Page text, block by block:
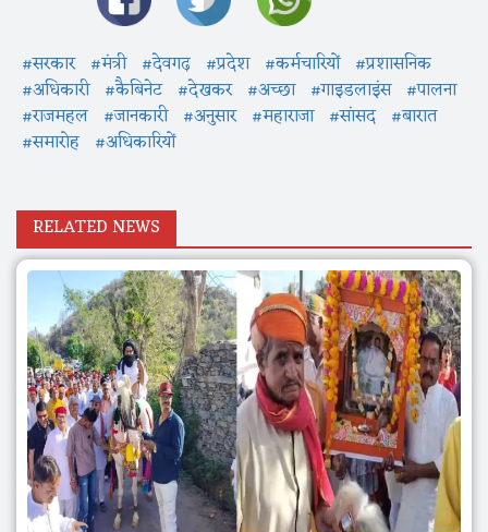
#सरकार #मंत्री #देवगढ़ #प्रदेश #कर्मचारियों #प्रशासनिक
#अधिकारी #कैबिनेट #देखकर #अच्छा #गाइडलाइंस #पालना
#राजमहल #जानकारी #अनुसार #महाराजा #सांसद #बारात
#समारोह #अधिकारियों
RELATED NEWS